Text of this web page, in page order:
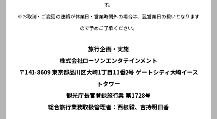
す。
※お取消・ご変更の連絡が休業日・営業時間外の場合は、翌営業日の扱いとなります
ので予めご了承ください。
旅行企画・実施
株式会社ローソンエンタテインメント
〒141-8609 東京都品川区大崎1丁目11番2号 ゲートシティ大崎イース
トタワー
観光庁長官登録旅行業 第1728号
総合旅行業務取扱管理者：西根毅、吉持明日香